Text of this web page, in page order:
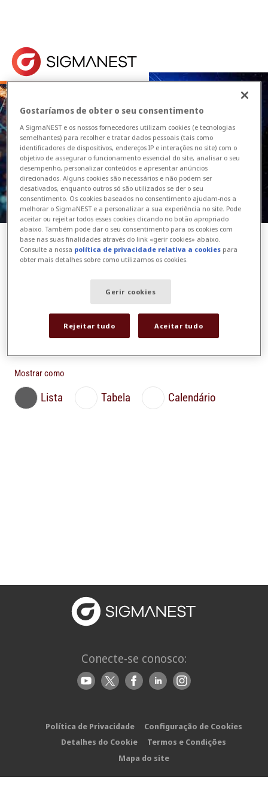
Home> Notícias e Eventos > Eventos
Os nossos próximos eventos, incluindo feiras
Eventos
Data de início
Mostrar como
Lista Tabela Calendário
Conecte-se conosco:
Política de Privacidade
Configuração de Cookies
Detalhes do Cookie
Termos e Condições
Mapa do site
Gostaríamos de obter o seu consentimento
A SigmaNEST e os nossos fornecedores utilizam cookies (e tecnologias
semelhantes) para recolher e tratar dados pessoais (tais como
identificadores de dispositivos, endereços IP e interações no site) com o
objetivo de assegurar o funcionamento essencial do site, analisar o seu
desempenho, personalizar conteúdos e apresentar anúncios
direcionados. Alguns cookies são necessários e não podem ser
desativados, enquanto outros só são utilizados se der o seu
consentimento. Os cookies baseados no consentimento ajudam-nos a
melhorar o SigmaNEST e a personalizar a sua experiência no site. Pode
aceitar ou rejeitar todos esses cookies clicando no botão apropriado
abaixo. Também pode dar o seu consentimento para os cookies com
base nas suas finalidades através do link «gerir cookies» abaixo.
Consulte a nossa política de privacidade relativa a cookies para
obter mais detalhes sobre como utilizamos os cookies.
Gerir cookies
Rejeitar tudo Aceitar tudo